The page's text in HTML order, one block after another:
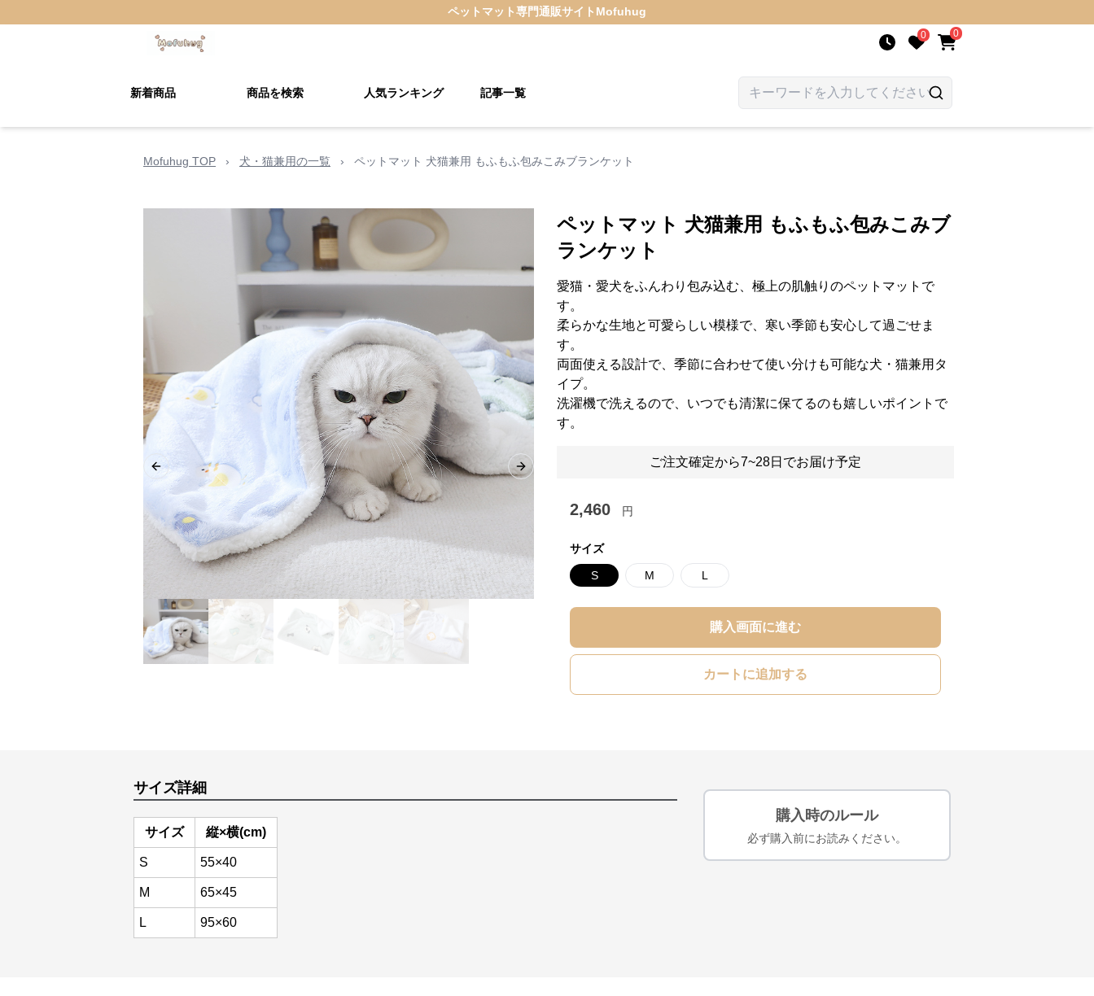
ペットマット専門通販サイト Mofuhug
0 0
新着商品 商品を検索 人気ランキング 記事一覧
Mofuhug TOP › 犬・猫兼用の一覧 › ペットマット 犬猫兼用 もふもふ包みこみブランケット
Previous slide Next slide
ペットマット 犬猫兼用 もふもふ包みこみブ
ランケット
愛猫・愛犬をふんわり包み込む、極上の肌触りのペットマットで
す。
柔らかな生地と可愛らしい模様で、寒い季節も安心して過ごせま
す。
両面使える設計で、季節に合わせて使い分けも可能な犬・猫兼用タ
イプ。
洗濯機で洗えるので、いつでも清潔に保てるのも嬉しいポイントで
す。
ご注文確定から7~28日でお届け予定
2,460 円
サイズ
S M L
購入画面に進む
カートに追加する
サイズ詳細
サイズ 縦×横(cm)
S 55×40
M 65×45
L 95×60
購入時のルール
必ず購入前にお読みください。